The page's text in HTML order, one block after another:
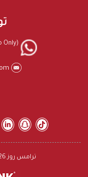
Only)
ترامس روز 2026 © جميع الحقوق محفوظة